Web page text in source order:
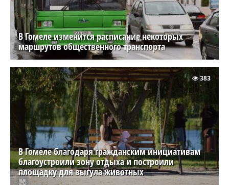
В Гомеле изменится расписание некоторых
маршрутов общественного транспорта
В Гомеле благодаря гражданским инициативам
благоустроили зону отдыха и построили
площадку для выгула животных
383